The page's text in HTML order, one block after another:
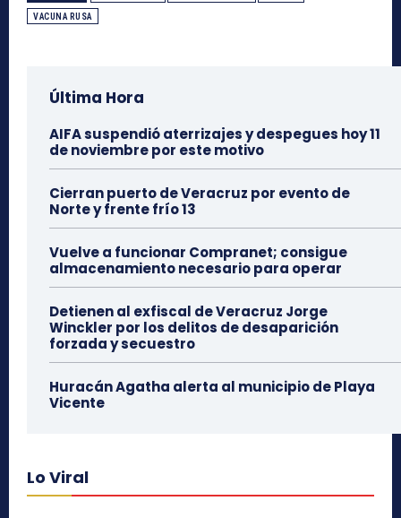
VACUNA RUSA
Última Hora
AIFA suspendió aterrizajes y despegues hoy 11
de noviembre por este motivo
Cierran puerto de Veracruz por evento de
Norte y frente frío 13
Vuelve a funcionar Compranet; consigue
almacenamiento necesario para operar
Detienen al exfiscal de Veracruz Jorge
Winckler por los delitos de desaparición
forzada y secuestro
Huracán Agatha alerta al municipio de Playa
Vicente
Lo Viral